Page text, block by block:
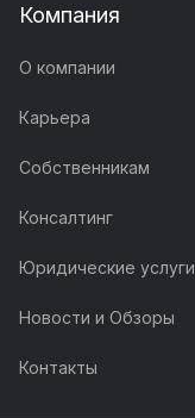
Компания
О компании
Карьера
Собственникам
Консалтинг
Юридические услуги
Новости и Обзоры
Контакты